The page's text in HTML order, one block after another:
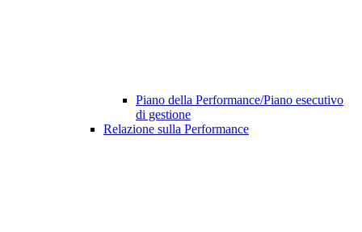
Piano della Performance/Piano esecutivo
di gestione
Relazione sulla Performance